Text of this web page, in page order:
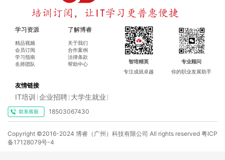
Playbook≤30分钟）。
OpenShift排障：集群部署失败时需快速查看Operator
日志（oc logs -n openshift-operator）。
Ansible变量覆盖：角色（Roles）与变量优先级混淆导
致配置失效。
三、2024版备考方案：低成本高效通关
1. 自学资源推荐
学习资源
精品视频
会员订阅
学习指南
名师团队
了解博睿
关于我们
合作案例
法律条款
帮助中心
智培精英
专注成就卓越
专业顾问
你的职业发展助手
友情链接
IT培训 企业招聘 大学生就业
18503067430
Copyright ©2016-2024 博睿（广州）科技有限公司 All rights reserved 粤ICP
备17128079号-4